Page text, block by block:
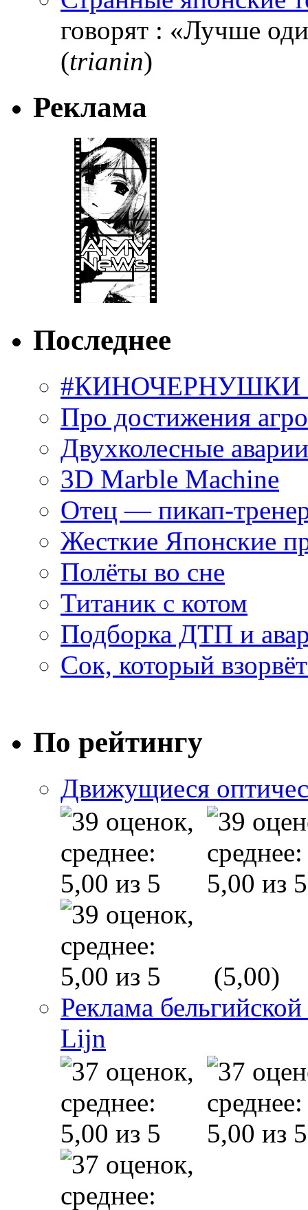
говорят : «Лучше
(trianin)
Реклама
Последнее
#КИНОЧЕРНУШКИ
Про достижения
Двухколесные
3D Marble Machine
Отец — пикап-
Жесткие Японские
Полёты во сне
Титаник с котом
Подборка ДТП и
Сок, который
По рейтингу
Движущиеся
(5,00)
Реклама
Lijn